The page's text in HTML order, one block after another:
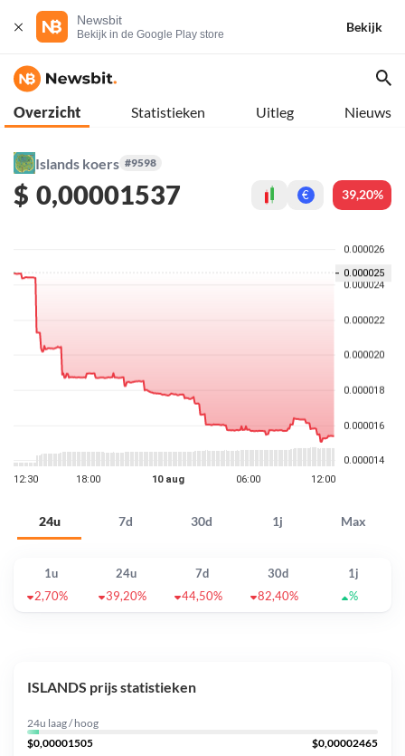
Newsbit
Bekijk in de Google Play store
Bekijk
Overzicht Statistieken Uitleg Nieuws
Islands koers #9598
$ 0,00001537 € 39,20%
24u 7d 30d 1j Max
1u 24u 7d 30d
1j
2,70%
39,20% 44,50% 82,40% %
ISLANDS prijs statistieken
24u laag / hoog
$0,00001505
$0,00002465